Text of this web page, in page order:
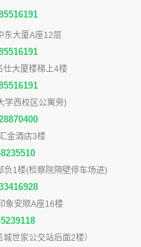
东大厦A座12层
仕大厦楼梯上4楼
学西校区公寓旁)
金酒店3楼
负1楼(检察院隔壁停车场进)
象安顺A座16楼
世家公交站后面2楼）